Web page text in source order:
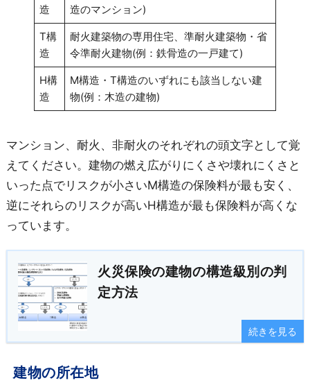
造
造のマンション)
T構
造
耐火建築物の専用住宅、準耐火建築物・省
令準耐火建物(例：鉄骨造の一戸建て)
H構
造
M構造・T構造のいずれにも該当しない建
物(例：木造の建物)
マンション、耐火、非耐火のそれぞれの頭文字として覚
えてください。建物の燃え広がりにくさや壊れにくさと
いった点でリスクが小さいM構造の保険料が最も安く、
逆にそれらのリスクが高いH構造が最も保険料が高くな
っています。
火災保険の建物の構造級別の判
定方法
続きを見る
建物の所在地